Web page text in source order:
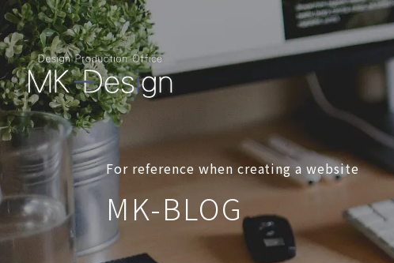
For reference when creating a website
MK-BLOG